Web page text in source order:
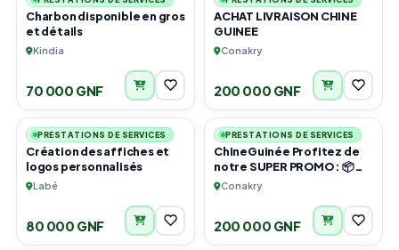
Charbon disponible en gros
et détails
Kindia
70 000 GNF
ACHAT LIVRAISON CHINE
GUINEE
Conakry
200 000 GNF
6
PRESTATIONS DE SERVICES
Création des affiches et
logos personnalisés
Labé
80 000 GNF
3
PRESTATIONS DE SERVICES
ChineGuinée Profitez de
notre SUPER PROMO : 📦
Envoyez 12 KG... ✨ ...et
Conakry
200 000 GNF
5 6